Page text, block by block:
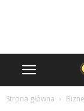
Strona główna